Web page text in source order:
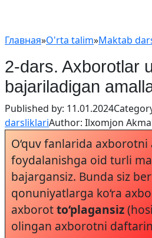
Главная»O'rta talim»Maktab
2-dars. Axborotlar
bajariladigan
Published by: 11.01.2024
darsliklariAuthor: Ilxomjon
O‘quv fanlarida
foydalanishga oid turli
bajargansiz. Bunda siz
qonuniyatlarga ko‘ra
axborotto‘plagansiz
olingan axborotni